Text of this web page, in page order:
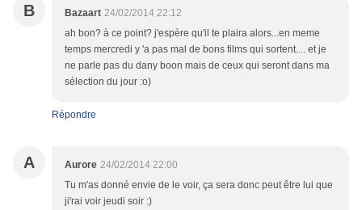
B Bazaart 24/02/2014 22:12
ah bon? à ce point? j'espère qu'il te plaira alors...en meme
temps mercredi y 'a pas mal de bons films qui sortent.... et je
ne parle pas du dany boon mais de ceux qui seront dans ma
sélection du jour :o)
Répondre
A Aurore 24/02/2014 22:00
Tu m'as donné envie de le voir, ça sera donc peut être lui que
ji'rai voir jeudi soir :)